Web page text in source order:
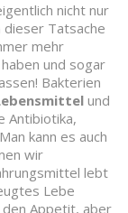
nicht nur
dieser Tatsache
mehr
und sogar
Bakterien
und
Antibiotika,
kann es auch
wir
lebt
Lebe
Appetit, aber